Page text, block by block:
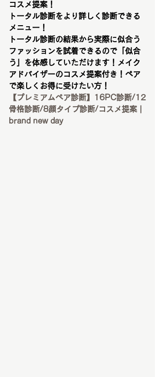
コスメ提案！
トータル診断をより詳しく診断できる
メニュー！
トータル診断の結果から実際に似合う
ファッションを試着できるので「似合
う」を体感していただけます！メイク
アドバイザーのコスメ提案付き！ペア
で楽しくお得に受けたい方！
【プレミアムペア診断】16PC診断/12
骨格診断/8顔タイプ診断/コスメ提案 |
brand new day